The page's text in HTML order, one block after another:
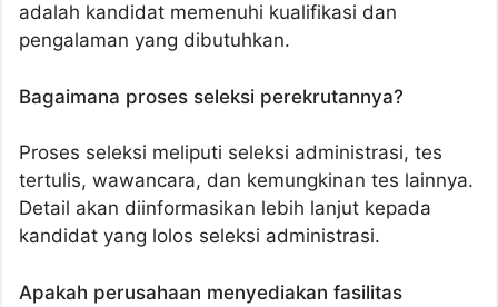
adalah kandidat memenuhi kualifikasi dan
pengalaman yang dibutuhkan.
Bagaimana proses seleksi perekrutannya?
Proses seleksi meliputi seleksi administrasi, tes
tertulis, wawancara, dan kemungkinan tes lainnya.
Detail akan diinformasikan lebih lanjut kepada
kandidat yang lolos seleksi administrasi.
Apakah perusahaan menyediakan fasilitas